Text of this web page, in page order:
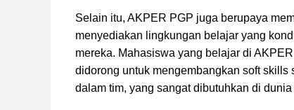
Selain itu, AKPER PGP juga berupaya
menyediakan lingkungan belajar yang
mereka. Mahasiswa yang belajar di
didorong untuk mengembangkan soft
dalam tim, yang sangat dibutuhkan di dunia